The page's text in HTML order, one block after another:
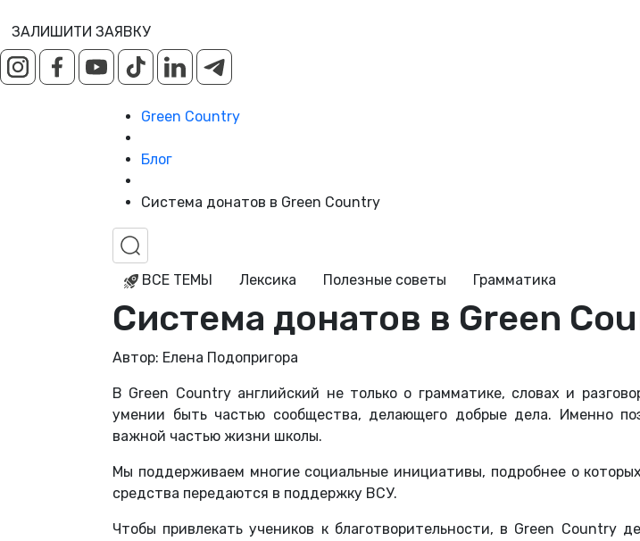
ЗАЛИШИТИ ЗАЯВКУ
Green Country
Блог
Система донатов в Green Country
ВСЕ ТЕМЫ Лексика Полезные советы Грамматика
Система донатов в Green
Автор: Елена Подопригора
В Green Country английский не только о грамматике, словах и
умении быть частью сообщества, делающего добрые дела. Именно
важной частью жизни школы.
Мы поддерживаем многие социальные инициативы, подробнее о
средства передаются в поддержку ВСУ.
Чтобы привлекать учеников к благотворительности, в Green Country